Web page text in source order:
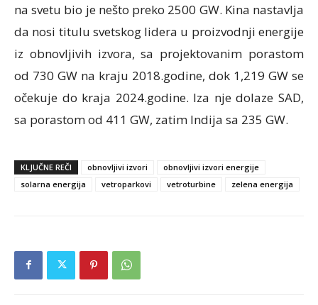
na svetu bio je nešto preko 2500 GW. Kina nastavlja
da nosi titulu svetskog lidera u proizvodnji energije
iz obnovljivih izvora, sa projektovanim porastom
od 730 GW na kraju 2018.godine, dok 1,219 GW se
očekuje do kraja 2024.godine. Iza nje dolaze SAD,
sa porastom od 411 GW, zatim Indija sa 235 GW.
KLJUČNE REČI obnovljivi izvori
obnovljivi izvori energije
solarna energija
vetroparkovi vetroturbine zelena energija